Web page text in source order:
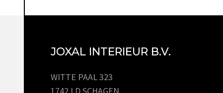
JOXAL INTERIEUR B.V.
WITTE PAAL 323